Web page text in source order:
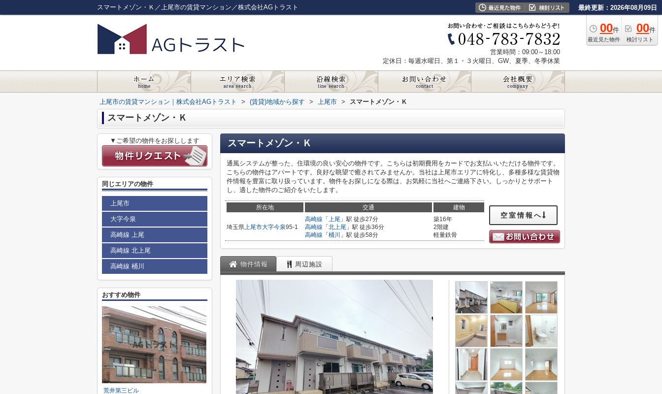
スマートメゾン・Ｋ／上尾市の賃貸マンション／株式会社AGトラスト 最終更新：2026年08月09日
00件
最近見た物件
00件
検討リスト
営業時間：09:00～18:00
定休日：毎週水曜日、第１・３火曜日、GW、夏季、冬季休業
上尾市の賃貸マンション｜株式会社AGトラスト > (賃貸)地域から探す > 上尾市 > スマートメゾン・Ｋ
スマートメゾン・Ｋ
スマートメゾン・Ｋ
通風システムが整った、住環境の良い安心の物件です。こちらは初期費用をカードでお支払いいただける物件です。
こちらの物件はアパートです。良好な眺望で癒されてみませんか。当社は上尾市エリアに特化し、多種多様な賃貸物
件情報を豊富に取り扱っています。物件をお探しになる際は、お気軽に当社へご連絡下さい。しっかりとサポート
し、適した物件のご紹介をいたします。
所在地 交通 建物
埼玉県上尾市大字今泉95-1
高崎線 「 上尾 」駅 徒歩27分
高崎線 「 北上尾 」駅 徒歩36分
高崎線 「 桶川 」駅 徒歩58分
築16年
2階建
軽量鉄骨
空室情報へ
物件情報 周辺施設
▼ご希望の物件をお探しします
同じエリアの物件
上尾市
大字今泉
高崎線 上尾
高崎線 北上尾
高崎線 桶川
おすすめ物件
荒井第三ビル